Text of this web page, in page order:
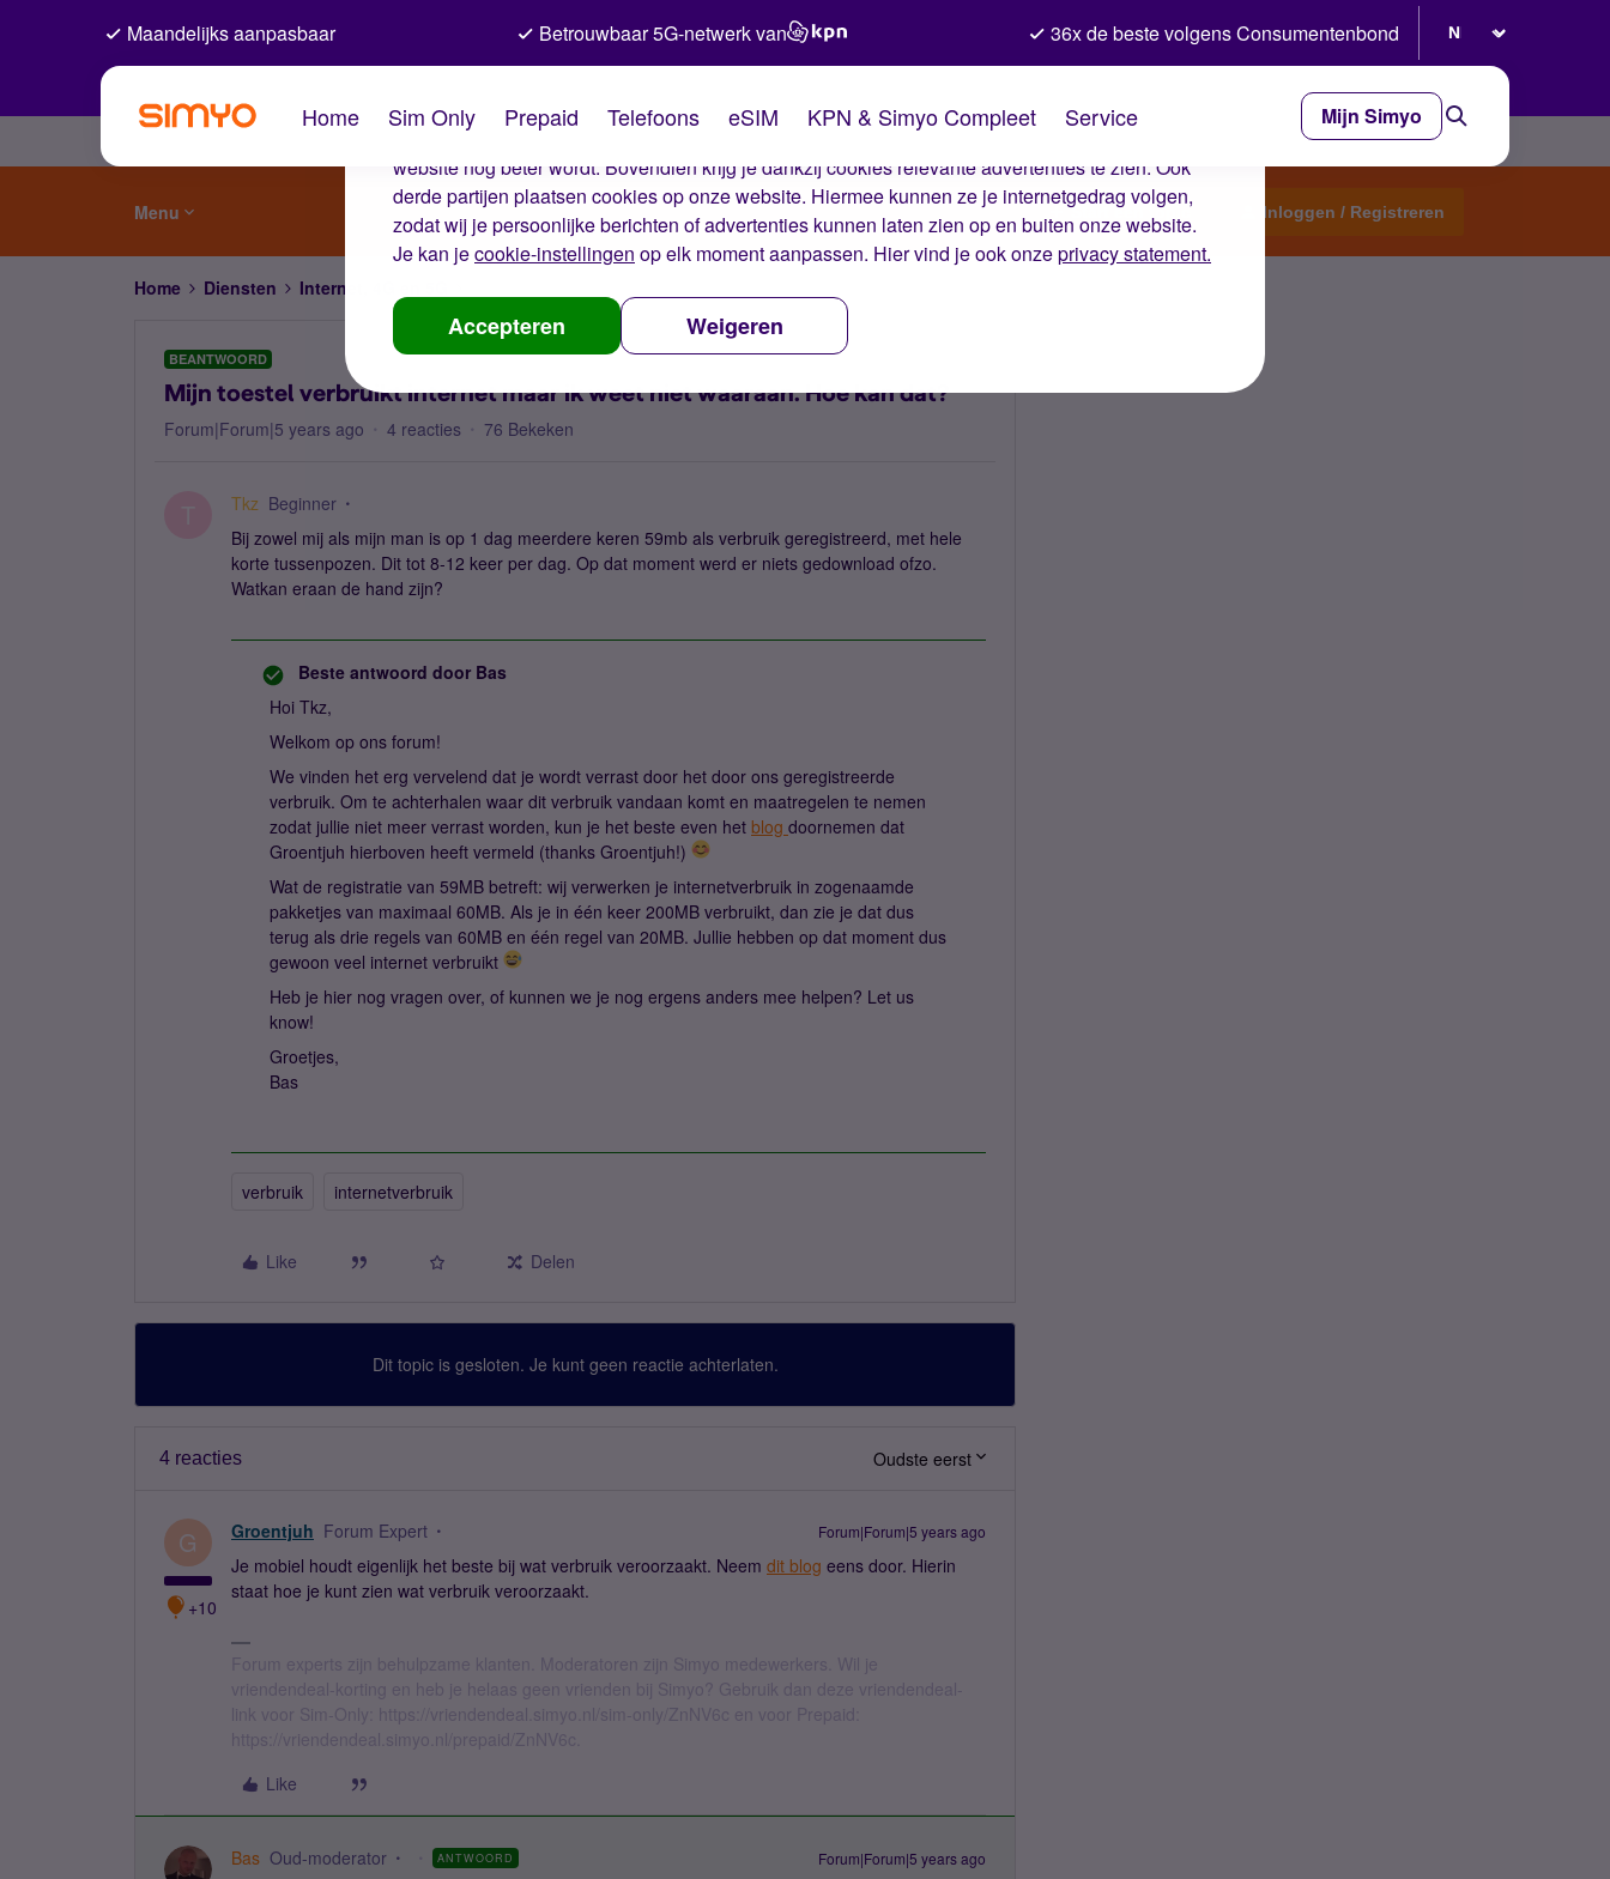
De cookies van Simyo
Wij gebruiken cookies op onze website. Met deze cookies zorgen wij ervoor dat je ervaring op de
website nog beter wordt. Bovendien krijg je dankzij cookies relevante advertenties te zien. Ook
derde partijen plaatsen cookies op onze website. Hiermee kunnen ze je internetgedrag volgen,
zodat wij je persoonlijke berichten of advertenties kunnen laten zien op en buiten onze website.
Je kan jecookie-instellingen op elk moment aanpassen. Hier vind je ook onzeprivacy statement.
Accepteren Weigeren
Maandelijks aanpasbaar Betrouwbaar 5G-netwerk van 36x de beste volgens Consumentenbond
Home Sim Only Prepaid Telefoons eSIM KPN & Simyo Compleet Service Mijn Simyo
Menu Start een topic Inloggen / Registreren
Home Diensten Internet, 4G en 5G
BEANTWOORD
Mijn toestel verbruikt internet maar ik weet niet waaraan. Hoe kan dat?
Forum|Forum|5 years ago 4 reacties 76 Bekeken
Tkz Beginner
Bij zowel mij als mijn man is op 1 dag meerdere keren 59mb als verbruik geregistreerd, met hele
korte tussenpozen. Dit tot 8-12 keer per dag. Op dat moment werd er niets gedownload ofzo.
Watkan eraan de hand zijn?
Beste antwoord door Bas
Hoi Tkz,
Welkom op ons forum!
We vinden het erg vervelend dat je wordt verrast door het door ons geregistreerde
verbruik. Om te achterhalen waar dit verbruik vandaan komt en maatregelen te nemen
zodat jullie niet meer verrast worden, kun je het beste even het blog doornemen dat
Groentjuh hierboven heeft vermeld (thanks Groentjuh!)
Wat de registratie van 59MB betreft: wij verwerken je internetverbruik in zogenaamde
pakketjes van maximaal 60MB. Als je in één keer 200MB verbruikt, dan zie je dat dus
terug als drie regels van 60MB en één regel van 20MB. Jullie hebben op dat moment dus
gewoon veel internet verbruikt
Heb je hier nog vragen over, of kunnen we je nog ergens anders mee helpen? Let us
know!
Groetjes,
Bas
verbruik internetverbruik
Like Delen
Dit topic is gesloten. Je kunt geen reactie achterlaten.
4 reacties Oudste eerst
G
+10
Groentjuh Forum Expert Forum|Forum|5 years ago
Je mobiel houdt eigenlijk het beste bij wat verbruik veroorzaakt. Neem dit blog eens door. Hierin
staat hoe je kunt zien wat verbruik veroorzaakt.
Forum experts zijn behulpzame klanten. Moderatoren zijn Simyo medewerkers. Wil je
vriendendeal-korting en heb je helaas geen vrienden bij Simyo? Gebruik dan deze vriendendeal-
link voor Sim-Only: https://vriendendeal.simyo.nl/sim-only/ZnNV6c en voor Prepaid:
https://vriendendeal.simyo.nl/prepaid/ZnNV6c.
Like
Bas Oud-moderator ANTWOORD Forum|Forum|5 years ago